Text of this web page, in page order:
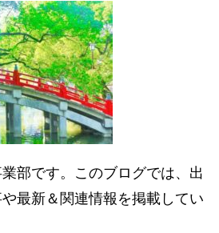
部です。このブログでは、出
最新＆関連情報を掲載してい